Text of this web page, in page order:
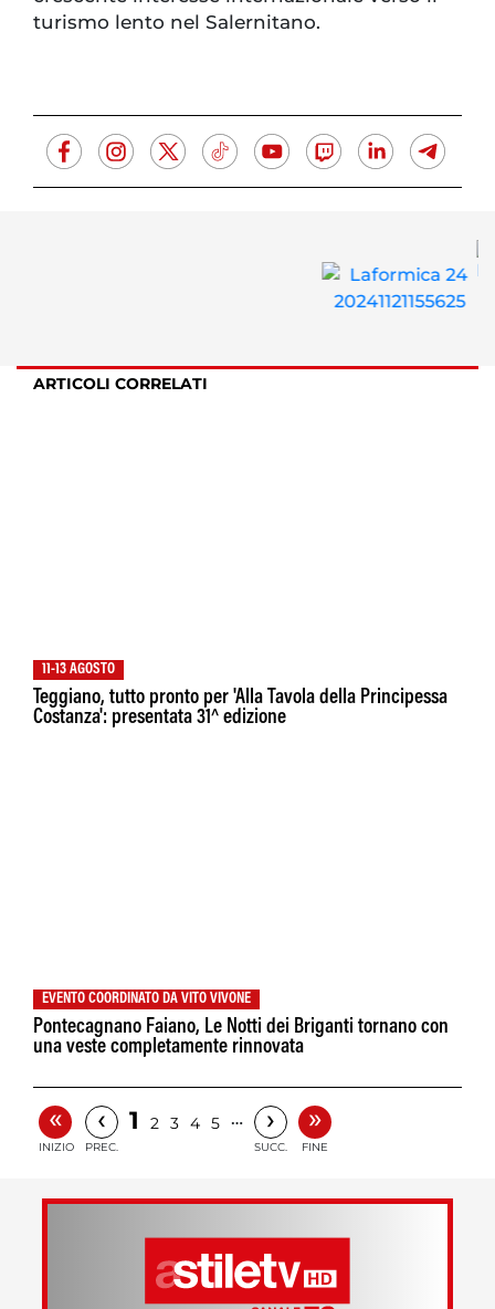
turismo lento nel Salernitano.
ARTICOLI CORRELATI
11-13 AGOSTO
Teggiano, tutto pronto per 'Alla Tavola della Principessa
Costanza': presentata 31^ edizione
EVENTO COORDINATO DA VITO VIVONE
Pontecagnano Faiano, Le Notti dei Briganti tornano con
una veste completamente rinnovata
«
INIZIO
‹
PREC.
1 2 3 4 5 … ›
SUCC.
»
FINE